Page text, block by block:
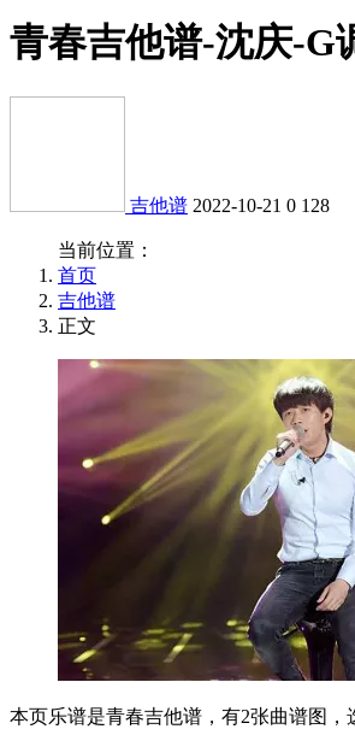
青春吉他谱-沈庆-G
吉他谱 2022-10-21 0 128
当前位置：
首页
吉他谱
正文
本页乐谱是青春吉他谱，有2张曲谱图，